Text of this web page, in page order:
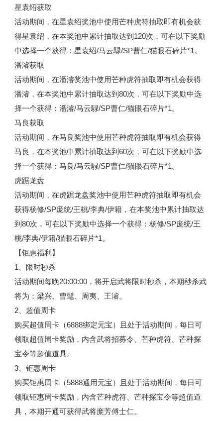
星袁绍获取
活动期间，在星袁绍奖池中使用芒种虎符抽取即有机会获
得星袁绍，在本奖池中累计抽取达到120次，可在以下奖励
中选择一个获得：星袁绍/马云騄/SP曹仁/猫眼石碎片*1。
潘濬获取
活动期间，在潘濬奖池中使用芒种虎符抽取即有机会获得
潘濬，在本奖池中累计抽取达到80次，可在以下奖励中选
择一个获得：潘濬/马云騄/SP曹仁/猫眼石碎片*1。
马良获取
活动期间，在马良奖池中使用芒种虎符抽取即有机会获得
马良，在本奖池中累计抽取达到60次，可在以下奖励中选
择一个获得：马良/马云騄/SP曹仁/猫眼石碎片*1。
虎踞龙盘
活动期间，在虎踞龙盘奖池中使用芒种虎符抽取即有机会
获得杨修/SP庞统/王桃/李典/伊籍，在本奖池中累计抽取达
到80次，可在以下奖励中选择一个获得：杨修/SP庞统/王
桃/李典/伊籍/猫眼石碎片*1。
【钜惠福利】
1、限时秒杀
活动期间每晚20:00:00，将开启武将限时秒杀，本期秒杀武
将为：梁兴、曹髦、周夷、王濬。
2、超值周卡
购买超值周卡（6888绑定元宝）且处于活动期间，每日可
领取超值周卡奖励，内含武将招募令、芒种虎符、芒种探
宝令等超值道具。
3、钜惠周卡
购买钜惠周卡（5888通用元宝）且处于活动期间，每日可
领取钜惠周卡奖励，内含芒种虎符、芒种探宝令等超值道
具，本期开通可获得武将糜芳傅士仁。